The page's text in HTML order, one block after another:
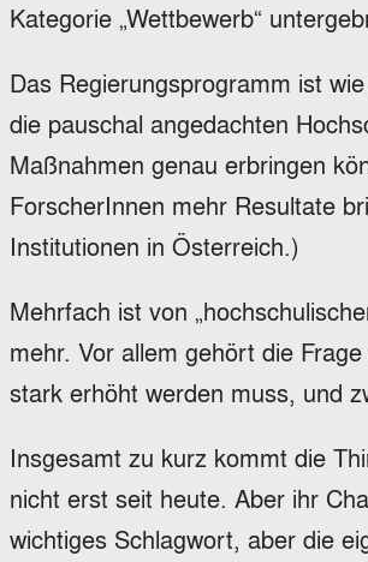
Kategorie „Wettbewerb“
Das Regierungsprogramm ist
die pauschal angedachten
Maßnahmen genau erbringen
ForscherInnen mehr Resultate
Institutionen in Österreich.)
Mehrfach ist von
mehr. Vor allem gehört die
stark erhöht werden muss, und
Insgesamt zu kurz kommt die
nicht erst seit heute. Aber ihr
wichtiges Schlagwort, aber die